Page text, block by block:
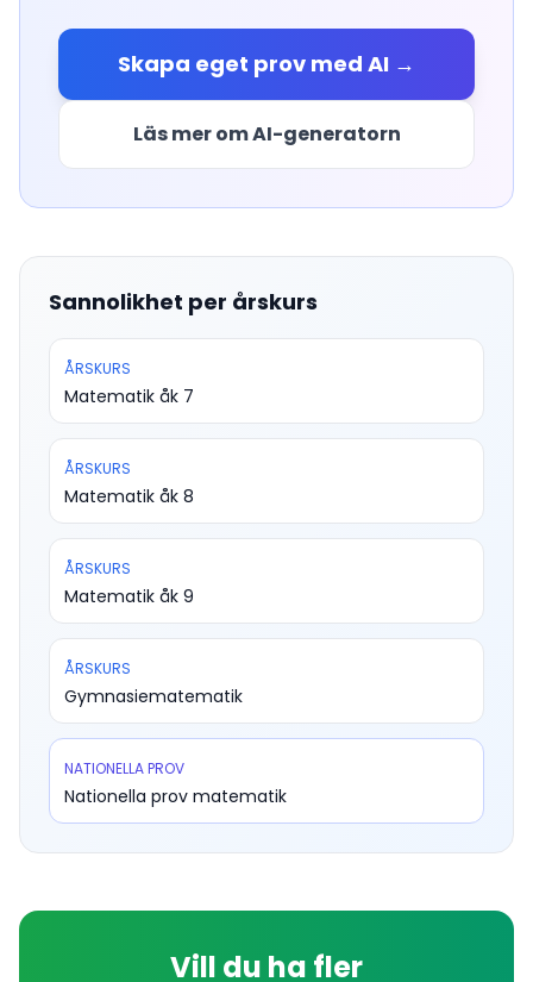
Skapa eget prov med AI →
Läs mer om AI-generatorn
Sannolikhet per årskurs
ÅRSKURS
Matematik åk 7
ÅRSKURS
Matematik åk 8
ÅRSKURS
Matematik åk 9
ÅRSKURS
Gymnasiematematik
NATIONELLA PROV
Nationella prov matematik
Vill du ha fler